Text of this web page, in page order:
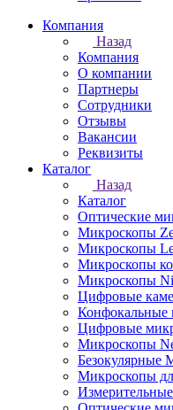
Компания
Назад
Компания
О компании
Партнеры
Сотрудники
Отзывы
Вакансии
Реквизиты
Каталог
Назад
Каталог
Оптические
Микроскопы
Микроскопы
Микроскопы
Микроскопы
Цифровые
Конфокальные
Цифровые
Микроскопы
Безокулярные
Микроскопы